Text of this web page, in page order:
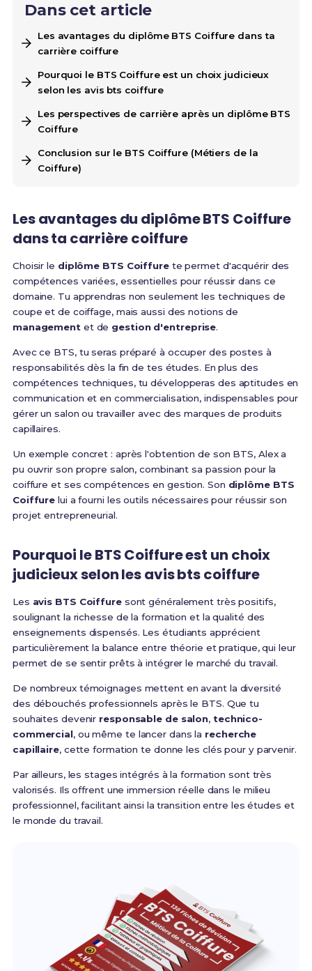
Dans cet article
Les avantages du diplôme BTS Coiffure dans ta
carrière coiffure
Pourquoi le BTS Coiffure est un choix judicieux
selon les avis bts coiffure
Les perspectives de carrière après un diplôme BTS
Coiffure
Conclusion sur le BTS Coiffure (Métiers de la
Coiffure)
Les avantages du diplôme BTS Coiffure
dans ta carrière coiffure
Choisir le diplôme BTS Coiffurete permet d'acquérir des
compétences variées, essentielles pour réussir dans ce
domaine. Tu apprendras non seulement les techniques de
coupe et de coiffage, mais aussi des notions de
managementet de gestion d'entreprise.
Avec ce BTS, tu seras préparé à occuper des postes à
responsabilités dès la fin de tes études. En plus des
compétences techniques, tu développeras des aptitudes en
communication et en commercialisation, indispensables pour
gérer un salon ou travailler avec des marques de produits
capillaires.
Un exemple concret : après l'obtention de son BTS, Alex a
pu ouvrir son propre salon, combinant sa passion pour la
coiffure et ses compétences en gestion. Son diplôme BTS
Coiffure lui a fourni les outils nécessaires pour réussir son
projet entrepreneurial.
Pourquoi le BTS Coiffure est un choix
judicieux selon les avis bts coiffure
Les avis BTS Coiffuresont généralement très positifs,
soulignant la richesse de la formation et la qualité des
enseignements dispensés. Les étudiants apprécient
particulièrement la balance entre théorie et pratique, qui leur
permet de se sentir prêts à intégrer le marché du travail.
De nombreux témoignages mettent en avant la diversité
des débouchés professionnels après le BTS. Que tu
souhaites devenir responsable de salon, technico-
commercial, ou même te lancer dans la recherche
capillaire, cette formation te donne les clés pour y parvenir.
Par ailleurs, les stages intégrés à la formation sont très
valorisés. Ils offrent une immersion réelle dans le milieu
professionnel, facilitant ainsi la transition entre les études et
le monde du travail.